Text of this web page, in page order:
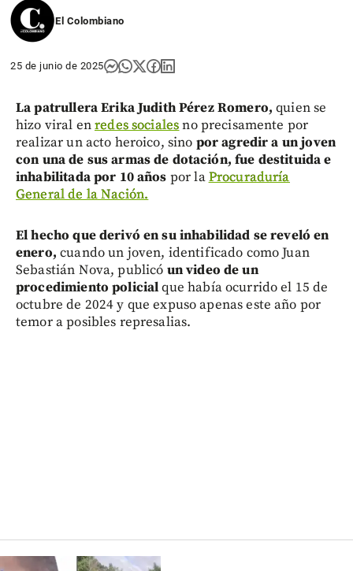
El Colombiano
25 de junio de 2025
La patrullera Erika Judith Pérez Romero,quien se
hizo viral enredes socialesno precisamente por
realizar un acto heroico, sino por agredir a un joven
con una de sus armas de dotación, fue destituida e
inhabilitada por 10 años por laProcuraduría
General de la Nación.
El hecho que derivó en su inhabilidad se reveló en
enero, cuando un joven, identificado como Juan
Sebastián Nova, publicó un video de un
procedimiento policialque había ocurrido el 15 de
octubre de 2024 y que expuso apenas este año por
temor a posibles represalias.